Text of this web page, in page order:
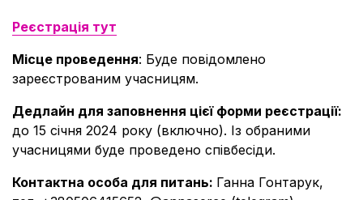
Реєстрація тут
Місце проведення: Буде повідомлено
зареєстрованим учасницям.
Дедлайн для заповнення цієї форми реєстрації:
до 15 січня 2024 року (включно). Із обраними
учасницями буде проведено співбесіди.
Контактна особа для питань: Ганна Гонтарук,